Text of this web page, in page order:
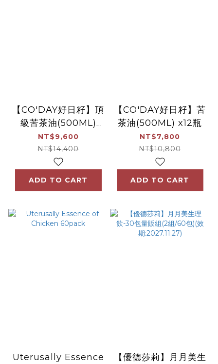
【CO'DAY好日籽】頂
級苦茶油(500ML)
x12瓶
NT$9,600
NT$14,400
ADD TO CART
【CO'DAY好日籽】苦
茶油(500ML) x12瓶
NT$7,800
NT$10,800
ADD TO CART
Uterusally Essence
【優德莎莉】月月美生